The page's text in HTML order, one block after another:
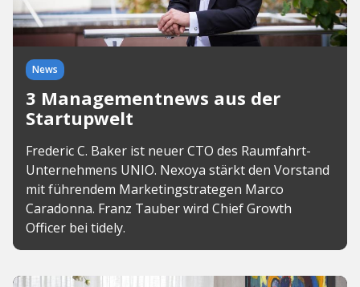
News
3 Managementnews aus der
Startupwelt
Frederic C. Baker ist neuer CTO des Raumfahrt-
Unternehmens UNIO. Nexoya stärkt den Vorstand
mit führendem Marketingstrategen Marco
Caradonna. Franz Tauber wird Chief Growth
Officer bei tidely.